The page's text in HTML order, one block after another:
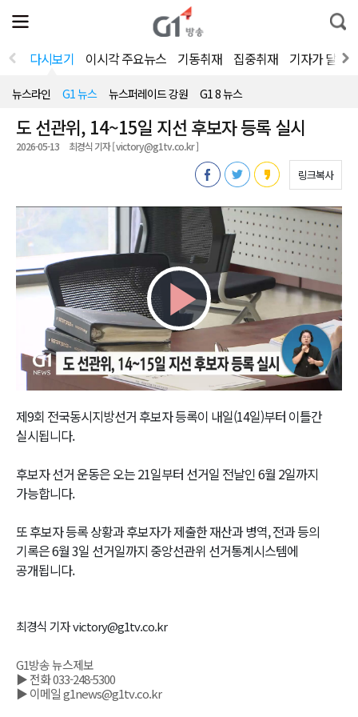
전
체
뉴
열
통
합
색
다시보기 이시각 주요뉴스 기동취재 집중취재 기자가 달려
뉴스라인 G1 뉴스 뉴스퍼레이드 강원 G1 8 뉴스
도 선관위, 14~15일 지선 후보자 등록 실시
2026-05-13 최경식 기자 [ victory@g1tv.co.kr ]
링크복사
Play
Video
제9회 전국동시지방선거 후보자 등록이 내일(14일)부터 이틀간
실시됩니다.
후보자 선거 운동은 오는 21일부터 선거일 전날인 6월 2일까지
가능합니다.
또 후보자 등록 상황과 후보자가 제출한 재산과 병역, 전과 등의
기록은 6월 3일 선거일까지 중앙선관위 선거통계시스템에
공개됩니다.
최경식 기자 victory@g1tv.co.kr
G1방송 뉴스제보
▶ 전화 033-248-5300
▶ 이메일 g1news@g1tv.co.kr